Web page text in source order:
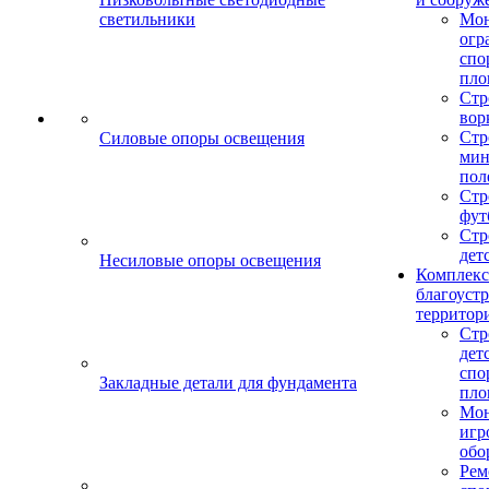
светильники
Силовые опоры освещения
Несиловые опоры освещения
Закладные детали для фундамента